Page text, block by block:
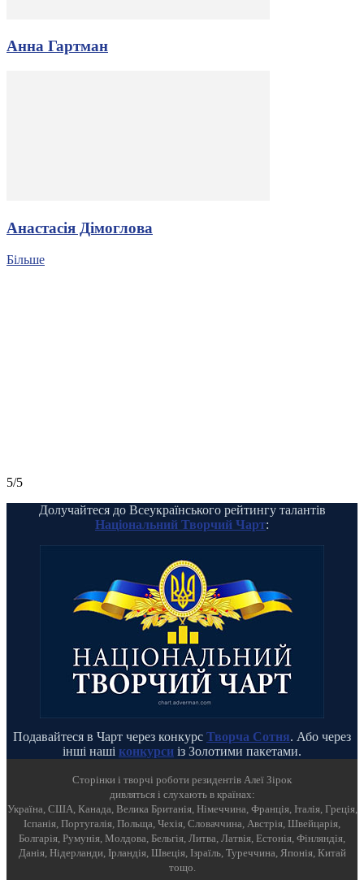
Анна Гартман
Анастасія Дімоглова
Більше
5/5
Долучайтеся до Всеукраїнського рейтингу талантів
Національний Творчий Чарт:
Подавайтеся в Чарт через конкурс Творча Сотня. Або через
інші наші конкурси із Золотими пакетами.
Cторінки і творчі роботи резидентів Алеї Зірок
дивляться і слухають в країнах:
Україна, США, Канада, Велика Британія, Німеччина, Франція, Італія, Греція,
Іспанія, Португалія, Польща, Чехія, Словаччина, Австрія, Швейцарія,
Болгарія, Румунія, Молдова, Бельгія, Литва, Латвія, Естонія, Фінляндія,
Данія, Нідерланди, Ірландія, Швеція, Ізраїль, Туреччина, Японія, Китай
тощо.